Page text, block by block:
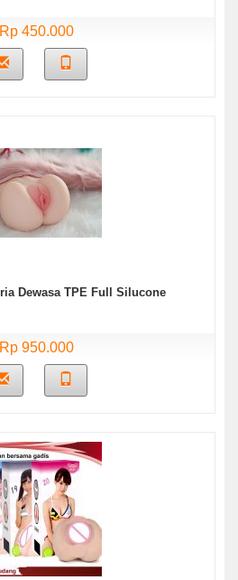
Rp 450.000
Dewasa TPE Full Silucone
Rp 950.000